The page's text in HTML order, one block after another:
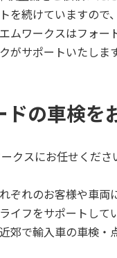
を続けていますの
ムワークスはフォー
がサポートいたします
ドの車検を
クスにお任せくだ
ぞれのお客様や車
イフをサポートしてい
郊で輸入車の車検